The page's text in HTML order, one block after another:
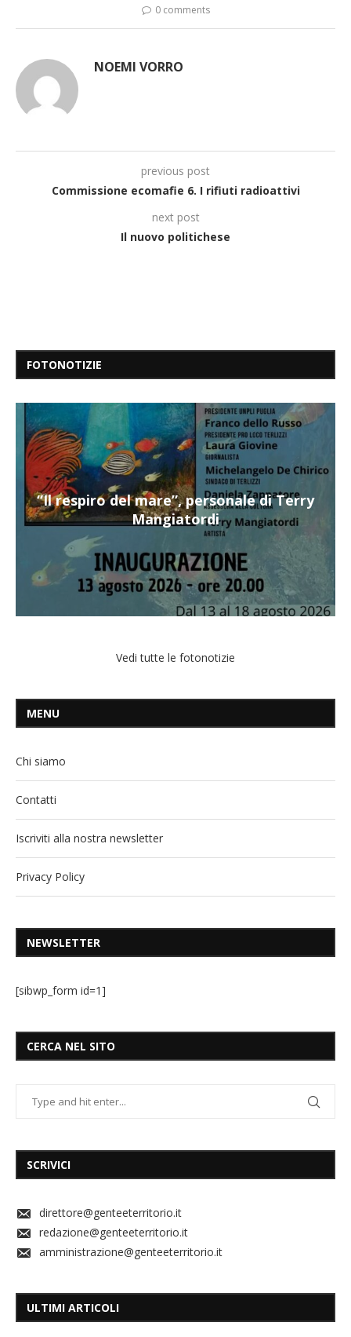
0 comments
NOEMI VORRO
previous post
Commissione ecomafie 6. I rifiuti radioattivi
next post
Il nuovo politichese
FOTONOTIZIE
“Il respiro del mare”, personale di Terry
Mangiatordi
Vedi tutte le fotonotizie
MENU
Chi siamo
Contatti
Iscriviti alla nostra newsletter
Privacy Policy
NEWSLETTER
[sibwp_form id=1]
CERCA NEL SITO
SCRIVICI
direttore@genteeterritorio.it
redazione@genteeterritorio.it
amministrazione@genteeterritorio.it
ULTIMI ARTICOLI